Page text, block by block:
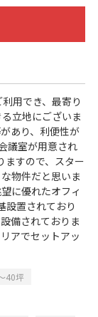
用でき、最寄り
立地にございま
あり、利便性が
議室が用意され
ますので、スター
物件だと思いま
に優れたオフィ
設置されており
備されておりま
アでセットアッ
40坪